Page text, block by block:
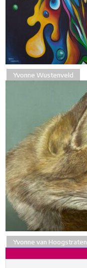
Yvonne Wustenveld
Yvonne van Hoogstraten